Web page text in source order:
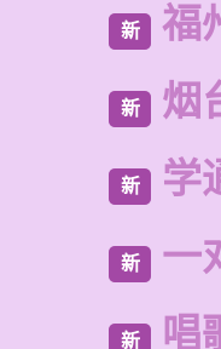
新 福
新 烟
新 学
新 一
新 唱